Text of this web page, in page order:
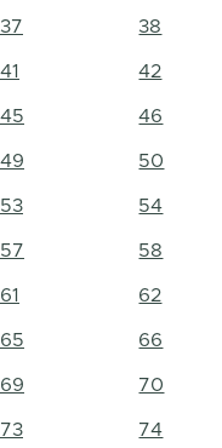
37 38
41 42
45 46
49 50
53 54
57 58
61 62
65 66
69 70
73 74